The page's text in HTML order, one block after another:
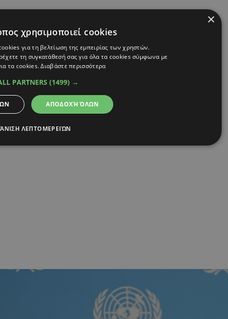
×
χρησιμοποιεί cookies
για τη βελτίωση της εμπειρίας των χρηστών.
τη συγκατάθεσή σας για όλα τα cookies σύμφωνα με
τα cookies.Διαβάστε περισσότερα
PARTNERS (1499) →
ΑΠΟΔΟΧΉ ΌΛΩΝ
ΛΕΠΤΟΜΕΡΕΙΏΝ